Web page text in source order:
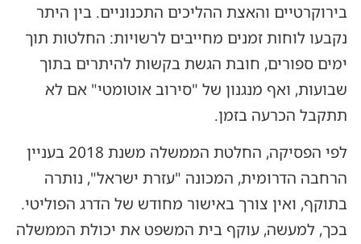
בירוקרטיים והאצת ההליכים התכנוניים. בין היתר
נקבעו לוחות זמנים מחייבים לרשויות: החלטות תוך
ימים ספורים, חובת הגשת בקשות להיתרים בתוך
שבועות, ואף מנגנון של "סירוב אוטומטי" אם לא
תתקבל הכרעה בזמן.
לפי הפסיקה, החלטת הממשלה משנת 2018 בעניין
הרחבה הדרומית, המכונה "עזרת ישראל", נותרה
בתוקף, ואין צורך באישור מחודש של הדרג הפוליטי.
בכך, למעשה, עוקף בית המשפט את יכולת הממשלה